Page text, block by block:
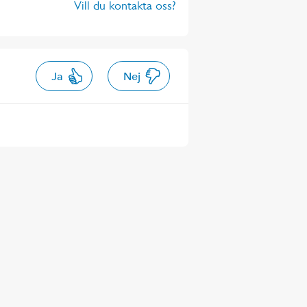
Vill du kontakta oss?
Ja Nej